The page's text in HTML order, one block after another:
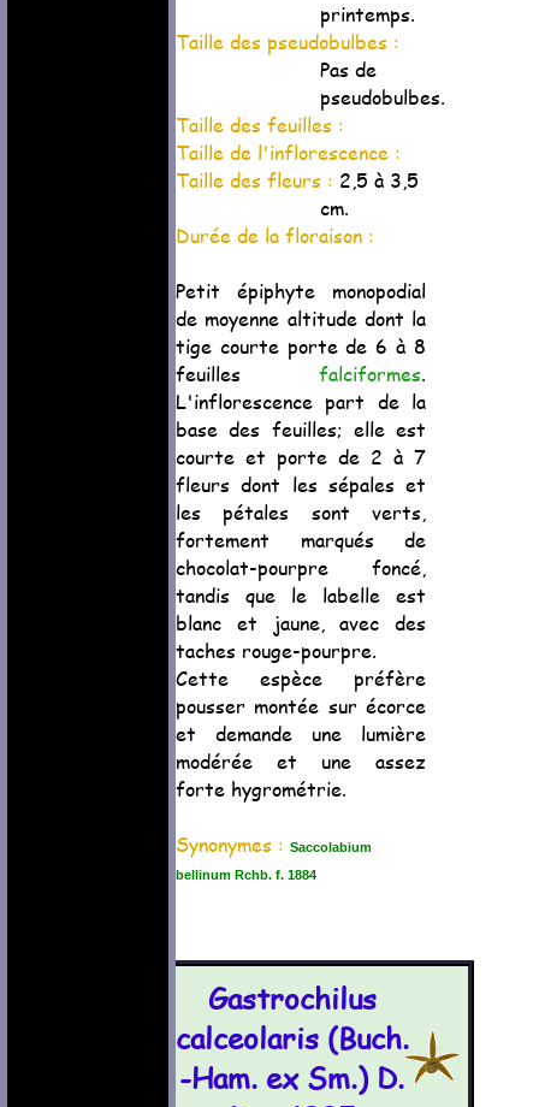
printemps.
Taille des pseudobulbes :
Pas de
pseudobulbes.
Taille des feuilles :
Taille de l'inflorescence :
Taille des fleurs : 2,5 à 3,5
cm.
Durée de la floraison :
Petit épiphyte monopodial
de moyenne altitude dont la
tige courte porte de 6 à 8
feuilles falciformes.
L'inflorescence part de la
base des feuilles; elle est
courte et porte de 2 à 7
fleurs dont les sépales et
les pétales sont verts,
fortement marqués de
chocolat-pourpre foncé,
tandis que le labelle est
blanc et jaune, avec des
taches rouge-pourpre.
Cette espèce préfère
pousser montée sur écorce
et demande une lumière
modérée et une assez
forte hygrométrie.
Synonymes : Saccolabium
bellinum Rchb. f. 1884
Gastrochilus
calceolaris (Buch.
-Ham. ex Sm.) D.